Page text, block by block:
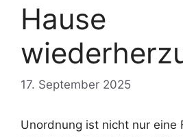
Hause
17. September 2025
Unordnung ist nicht nur eine